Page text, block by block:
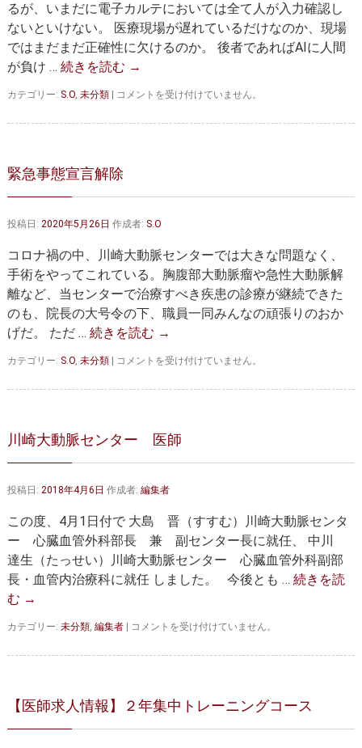
るが、いまだに電子カルテにおいては全て人が入力確認し
ないといけない。 医療現場が遅れているだけなのか、現場
ではまだまだ正確性に欠けるのか。 後者であればAIに人間
が負け … 続きを読む →
カテゴリー: S.O, 未分類
人
知
コメントを受け付けていません。
緊急事態宣言解除
投稿日: 2020年5月26日 作成者: S.O
コロナ禍の中、川崎大動脈センターでは大きな問題なく、
手術をやってこれている。胸腹部大動脈瘤や急性大動脈解
離など、当センターで治療すべき疾患の診療が継続できた
のも、院長の大号令の下、職員一同みんなの頑張りのおか
げだ。 ただ … 続きを読む →
カテゴリー: S.O, 未分類
緊
事
言
解
除
コメントを受け付けていません。
川崎大動脈センター 医師
投稿日: 2018年4月6日 作成者: 編集者
この度、4月1日付で 大島 晋（すすむ）川崎大動脈センタ
ー 心臓血管外科部長 兼 副センター長に就任、 中川
達生（たっせい）川崎大動脈センター 心臓血管外科副部
長・血管内治療科に就任 しました。 今後とも … 続きを読
む →
カテゴリー: 未分類, 編集者
川
大
セ
ン
タ
コメントを受け付けていません。
【医師求人情報】２年集中トレーニングコース